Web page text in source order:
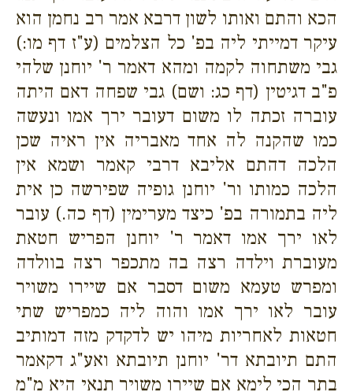
הכא והתם ואותו לשון דרבא אמר רב נחמן הוא
עיקר דמייתי ליה בפ' כל הצלמים (ע"ז דף מו:)
גבי משתחוה לקמה ומהא דאמר ר' יוחנן שלהי
פ"ב דגיטין (דף כג: ושם) גבי שפחה דאם היתה
עוברה זכתה לו משום דעובר ירך אמו ונעשה
כמו שהקנה לה אחד מאבריה אין ראיה שכן
הלכה דהתם אליבא דרבי קאמר ושמא אין
הלכה כמותו ור' יוחנן גופיה שפירשה כן אית
ליה בתמורה בפ' כיצד מערימין (דף כה.) עובר
לאו ירך אמו דאמר ר' יוחנן הפריש חטאת
מעוברת וילדה רצה בה מתכפר רצה בוולדה
ומפרש טעמא משום דסבר אם שיירו משויר
עובר לאו ירך אמו והוה ליה כמפריש שתי
חטאות לאחריות מיהו יש לדקדק מזה דמותיב
התם תיובתא דר' יוחנן תיובתא ואע"ג דקאמר
בתר הכי לימא אם שיירו משויר תנאי היא מ"מ